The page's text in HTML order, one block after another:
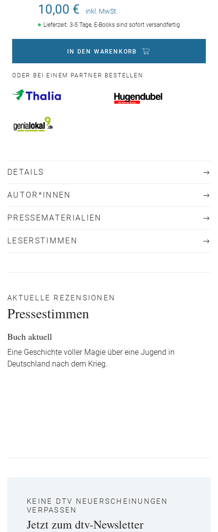
10,00 € inkl. MwSt.
Lieferzeit: 3-5 Tage, E-Books sind sofort versandfertig
IN DEN WARENKORB
ODER BEI EINEM PARTNER BESTELLEN
DETAILS
AUTOR*INNEN
PRESSEMATERIALIEN
LESERSTIMMEN
AKTUELLE REZENSIONEN
Pressestimmen
Buch aktuell
Eine Geschichte voller Magie über eine Jugend in
Deutschland nach dem Krieg.
KEINE DTV NEUERSCHEINUNGEN
VERPASSEN
Jetzt zum dtv-Newsletter